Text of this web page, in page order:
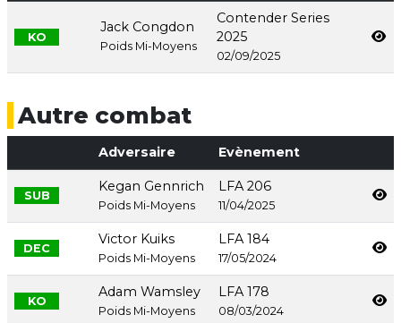
KO
Jack Congdon
Poids Mi-Moyens
Contender Series
2025
02/09/2025
Autre combat
Adversaire Evènement
SUB
Kegan Gennrich
Poids Mi-Moyens
LFA 206
11/04/2025
DEC
Victor Kuiks
Poids Mi-Moyens
LFA 184
17/05/2024
KO
Adam Wamsley
Poids Mi-Moyens
LFA 178
08/03/2024